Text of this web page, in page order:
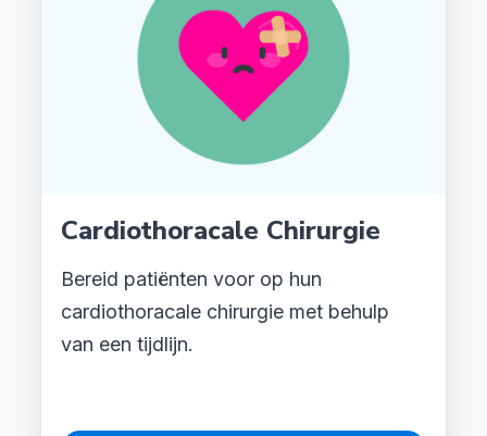
Cardiothoracale Chirurgie
Bereid patiënten voor op hun
cardiothoracale chirurgie met behulp
van een tijdlijn.